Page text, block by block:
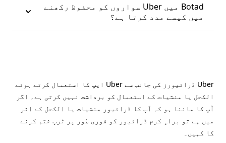
Botad میں Uber سواروں کو محفوظ رکھنے
میں کیسے مدد کرتا ہے؟
Uber ڈرائیورز کی جانب سے Uber ایپ کا استعمال کرتے ہوئے
الکحل یا منشیات کے استعمال کو برداشت نہیں کرتی ہے۔ اگر
آپ کا ماننا ہو کہ آپ کا ڈرائیور منشیات یا الکحل کے اثر
میں ہے تو براہِ کرم ڈرائیور کو فوری طور پر ٹرپ ختم کرنے
کا کہیں۔